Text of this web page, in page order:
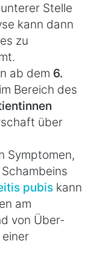
Stelle
kann dann
zu
ab dem 6.
Bereich des
über
Symptomen,
pubis kann
am
von Über-